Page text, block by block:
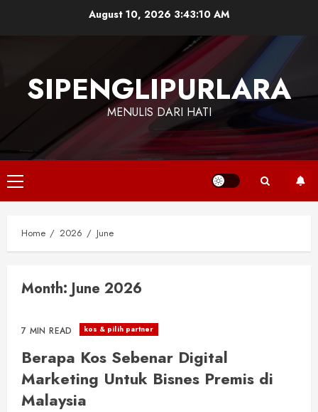
August 10, 20263:43:11 AM
SIPENGLIPURLARA
MENULIS DARI HATI
Primary
Menu
Home 2026 June
Month: June 2026
7 MIN READ kos & pilih partner
Berapa Kos Sebenar Digital
Marketing Untuk Bisnes Premis di
Malaysia